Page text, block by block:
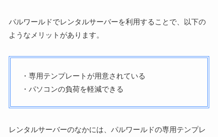
パルワールドでレンタルサーバーを利用することで、以下の
ようなメリットがあります。
・専用テンプレートが用意されている
・パソコンの負荷を軽減できる
レンタルサーバーのなかには、パルワールドの専用テンプレ